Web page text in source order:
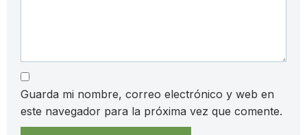
Guarda mi nombre, correo electrónico y web en
este navegador para la próxima vez que comente.